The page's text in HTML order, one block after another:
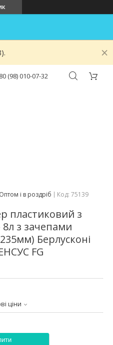
(98) 010-07-32
Оптом і в роздріб Код: 75139
пластиковий з
з зачепами
Берлусконі
FG
ціни